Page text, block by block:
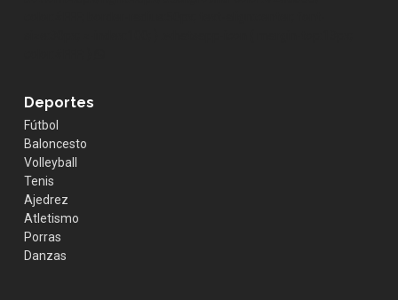
Deportes
Fútbol
Baloncesto
Volleyball
Tenis
Ajedrez
Atletismo
Porras
Danzas